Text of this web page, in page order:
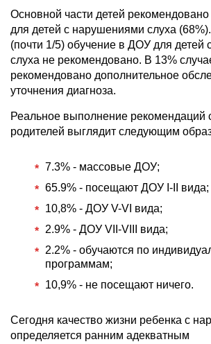
Основной части детей
для детей с нарушениями слуха
(почти 1/5) обучение в ДОУ для детей
слуха не рекомендовано. В 13%
рекомендовано дополнительное
уточнения диагноза.
Реальное выполнение рекомендаций
родителей выглядит следующим
7.3% - массовые ДОУ;
65.9% - посещают ДОУ І-ІІ вида;
10,8% - ДОУ V-VI вида;
2.9% - ДОУ VІІ-VIІІ вида;
2.2% - обучаются по
программам;
10,9% - не посещают ничего.
Сегодня качество жизни ребенка с
определяется ранним адекватным